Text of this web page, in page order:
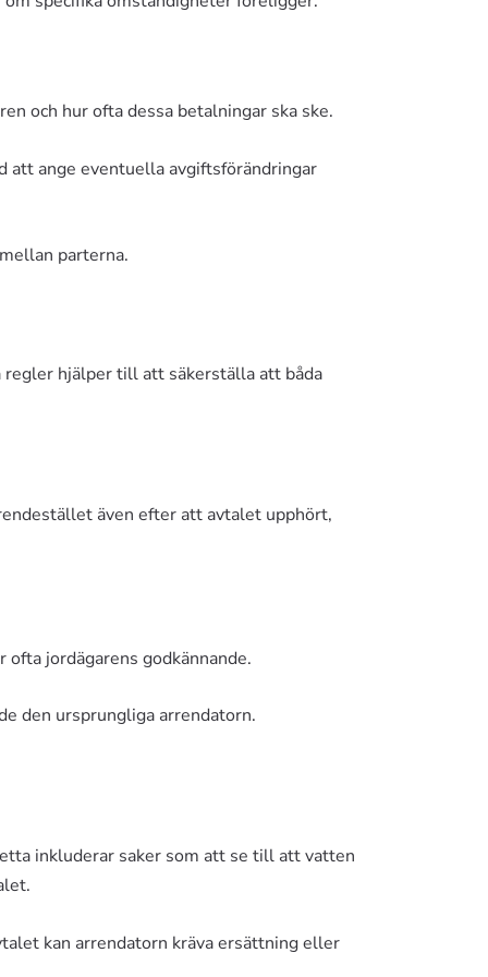
och hur ofta dessa betalningar ska ske.
att ange eventuella avgiftsförändringar
parterna.
hjälper till att säkerställa att båda
även efter att avtalet upphört,
jordägarens godkännande.
den ursprungliga arrendatorn.
inkluderar saker som att se till att vatten
kan arrendatorn kräva ersättning eller